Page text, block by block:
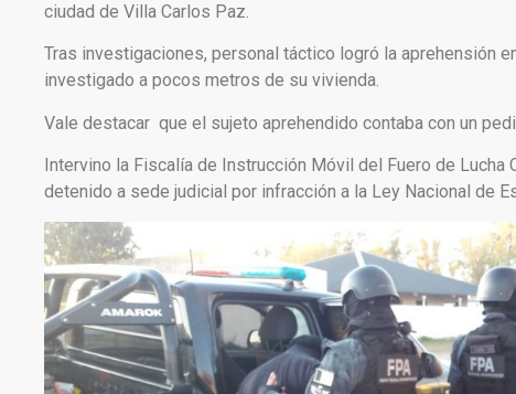
ciudad de Villa Carlos Paz.
Tras investigaciones, personal táctico logró la aprehensión
investigado a pocos metros de su vivienda.
Vale destacar que el sujeto aprehendido contaba con un
Intervino la Fiscalía de Instrucción Móvil del Fuero de Lucha
detenido a sede judicial por infracción a la Ley Nacional de